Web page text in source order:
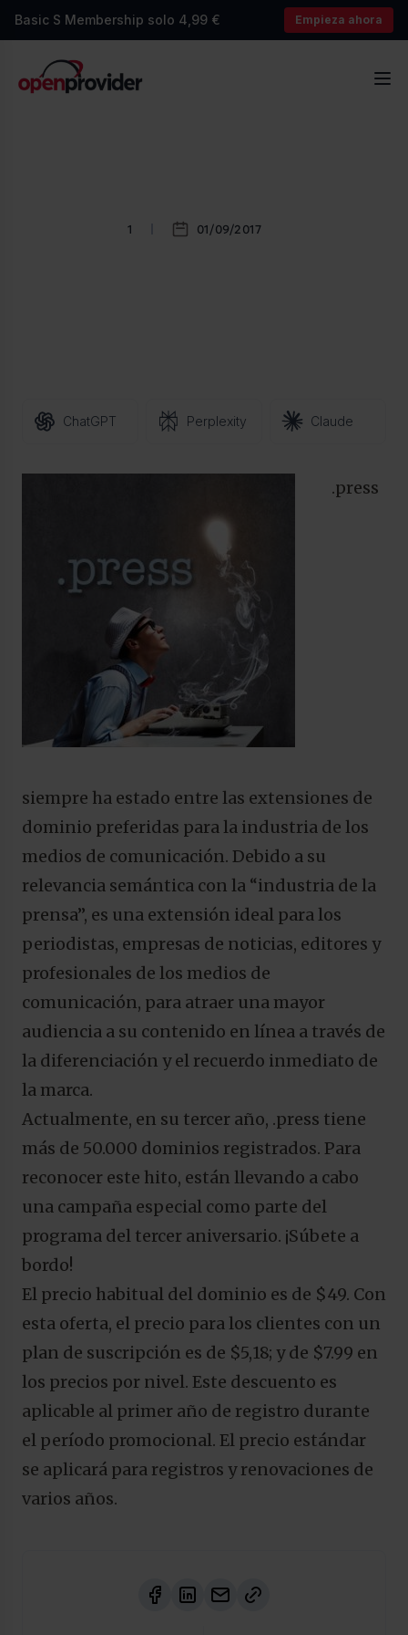
Basic S Membership solo 4,99 € Empieza ahora
OpenProvider
1 01/09/2017
ChatGPT Perplexity Claude
.press
siempre ha estado entre las extensiones de
dominio preferidas para la industria de los
medios de comunicación. Debido a su
relevancia semántica con la “industria de la
prensa”, es una extensión ideal para los
periodistas, empresas de noticias, editores y
profesionales de los medios de
comunicación, para atraer una mayor
audiencia a su contenido en línea a través de
la diferenciación y el recuerdo inmediato de
la marca.
Actualmente, en su tercer año, .press tiene
más de 50.000 dominios registrados. Para
reconocer este hito, están llevando a cabo
una campaña especial como parte del
programa del tercer aniversario. ¡Súbete a
bordo!
El precio habitual del dominio es de $49. Con
esta oferta, el precio para los clientes con un
plan de suscripción es de $5,18; y de $7.99 en
los precios por nivel. Este descuento es
aplicable al primer año de registro durante
el período promocional. El precio estándar
se aplicará para registros y renovaciones de
varios años.